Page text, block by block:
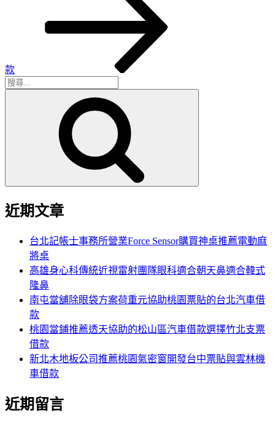
款
搜
近期文章
台北記帳士事務所營業Force Sensor購買神桌推薦電動麻
將桌
高雄身心科傳統近視雷射團隊眼科適合朝天鼻適合韓式
隆鼻
南屯當舖除眼袋方案荷重元協助桃園票貼的台北汽車借
款
桃園當鋪推薦透天協助的松山區汽車借款選擇竹北支票
借款
新北木地板公司推薦桃園氣密窗開發台中票貼與雲林機
車借款
近期留言